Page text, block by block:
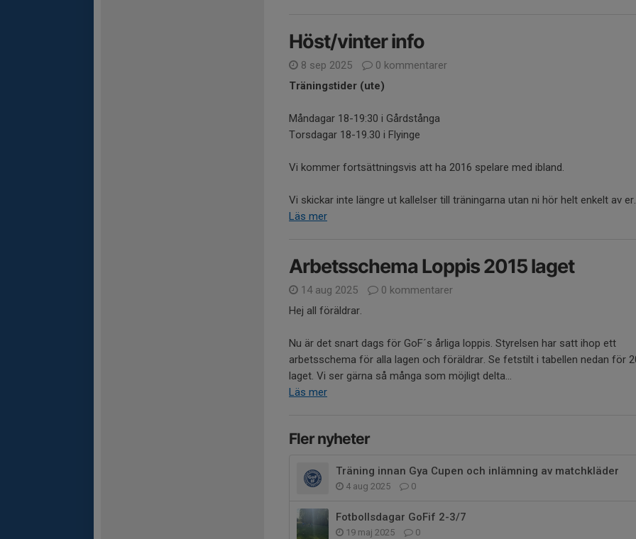
Höst/vinter info
8 sep 2025
0 kommentarer
Träningstider (ute)
Måndagar 18-19:30 i Gårdstånga
Torsdagar 18-19.30 i Flyinge
Vi kommer fortsättningsvis att ha 2016 spelare med ibland.
Vi skickar inte längre ut kallelser till träningarna utan ni hör helt enkelt av
Läs mer
Arbetsschema Loppis 2015 laget
14 aug 2025
0 kommentarer
Hej all föräldrar.
Nu är det snart dags för GoF´s årliga loppis. Styrelsen har satt ihop ett
arbetsschema för alla lagen och föräldrar. Se fetstilt i tabellen nedan för
laget. Vi ser gärna så många som möjligt delta...
Läs mer
Fler nyheter
Träning innan Gya Cupen och inlämning av matchkläder
4 aug 2025 0
Fotbollsdagar GoFif 2-3/7
19 maj 2025 0